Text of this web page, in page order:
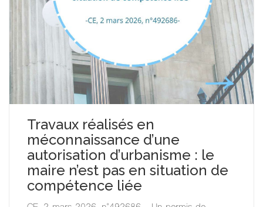
Travaux réalisés en
méconnaissance d’une
autorisation d’urbanisme : le
maire n’est pas en situation de
compétence liée